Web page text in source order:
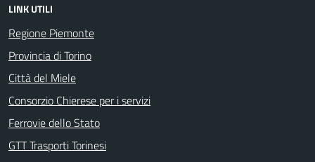
LINK UTILI
Regione Piemonte
Provincia di Torino
Città del Miele
Consorzio Chierese per i servizi
Ferrovie dello Stato
GTT Trasporti Torinesi